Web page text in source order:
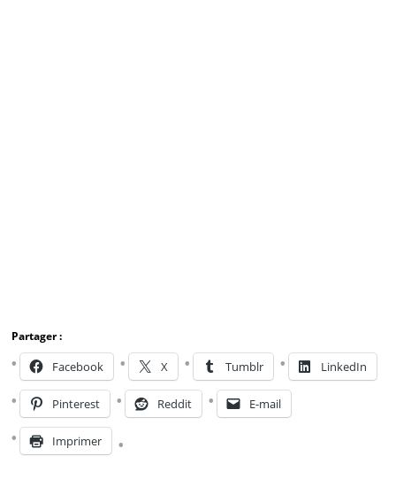
Partager :
Facebook X Tumblr LinkedIn
Pinterest Reddit E-mail
Imprimer